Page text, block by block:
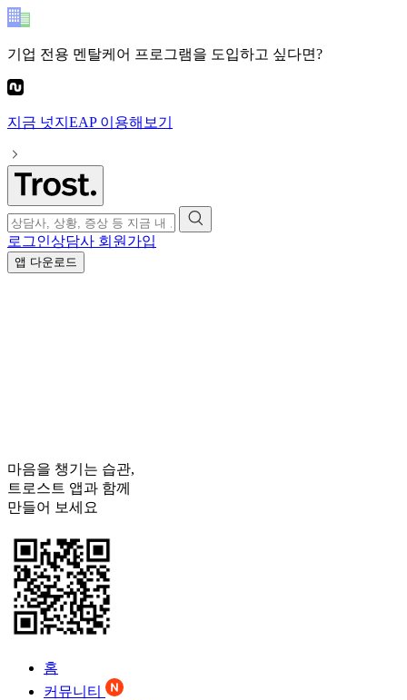
기업 전용 멘탈케어 프로그램을 도입하고 싶다면?
지금 넛지EAP이용해보기
로그인상담사 회원가입
앱 다운로드
마음을 챙기는 습관,
트로스트 앱과 함께
만들어 보세요
홈
커뮤니티